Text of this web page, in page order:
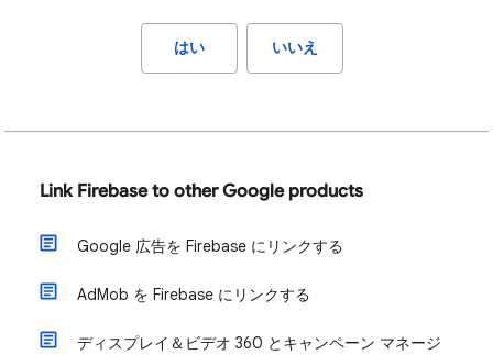
はい いいえ
Link Firebase to other Google products
Google 広告を Firebase にリンクする
AdMob を Firebase にリンクする
ディスプレイ＆ビデオ 360 とキャンペーン マネージ